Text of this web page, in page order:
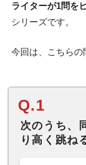
ライターが1問を
シリーズです。
今回は、こちらの
Q.1
次のうち、
り高く跳ね